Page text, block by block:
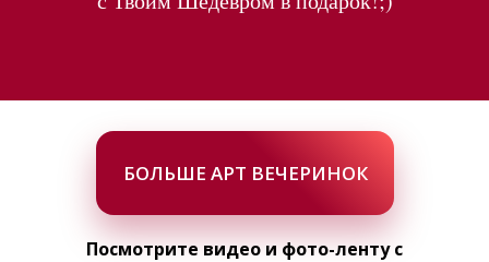
БОЛЬШЕ АРТ ВЕЧЕРИНОК
Посмотрите видео и фото-ленту с